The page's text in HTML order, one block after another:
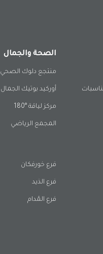
الصحة والجمال
منتجع دلوك الصحي
أوركيد بوتيك الجمال
مركز لياقة °180
المجمع الرياضي
فرع خورفكان
فرع الذيد
فرع المُدام